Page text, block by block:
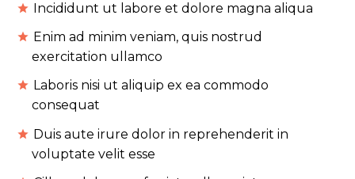
Incididunt ut labore et dolore magna aliqua
Enim ad minim veniam, quis nostrud
exercitation ullamco
Laboris nisi ut aliquip ex ea commodo
consequat
Duis aute irure dolor in reprehenderit in
voluptate velit esse